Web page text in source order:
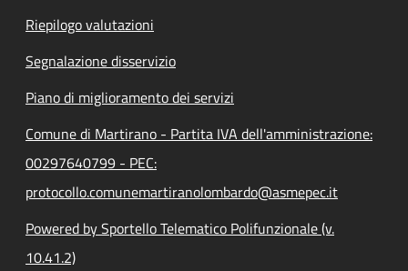
Riepilogo valutazioni
Segnalazione disservizio
Piano di miglioramento dei servizi
Comune di Martirano - Partita IVA dell'amministrazione:
00297640799 - PEC:
protocollo.comunemartiranolombardo@asmepec.it
Powered by Sportello Telematico Polifunzionale (v.
10.41.2)